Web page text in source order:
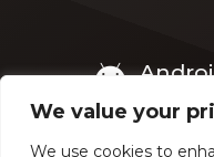
We value your
We use cookies to